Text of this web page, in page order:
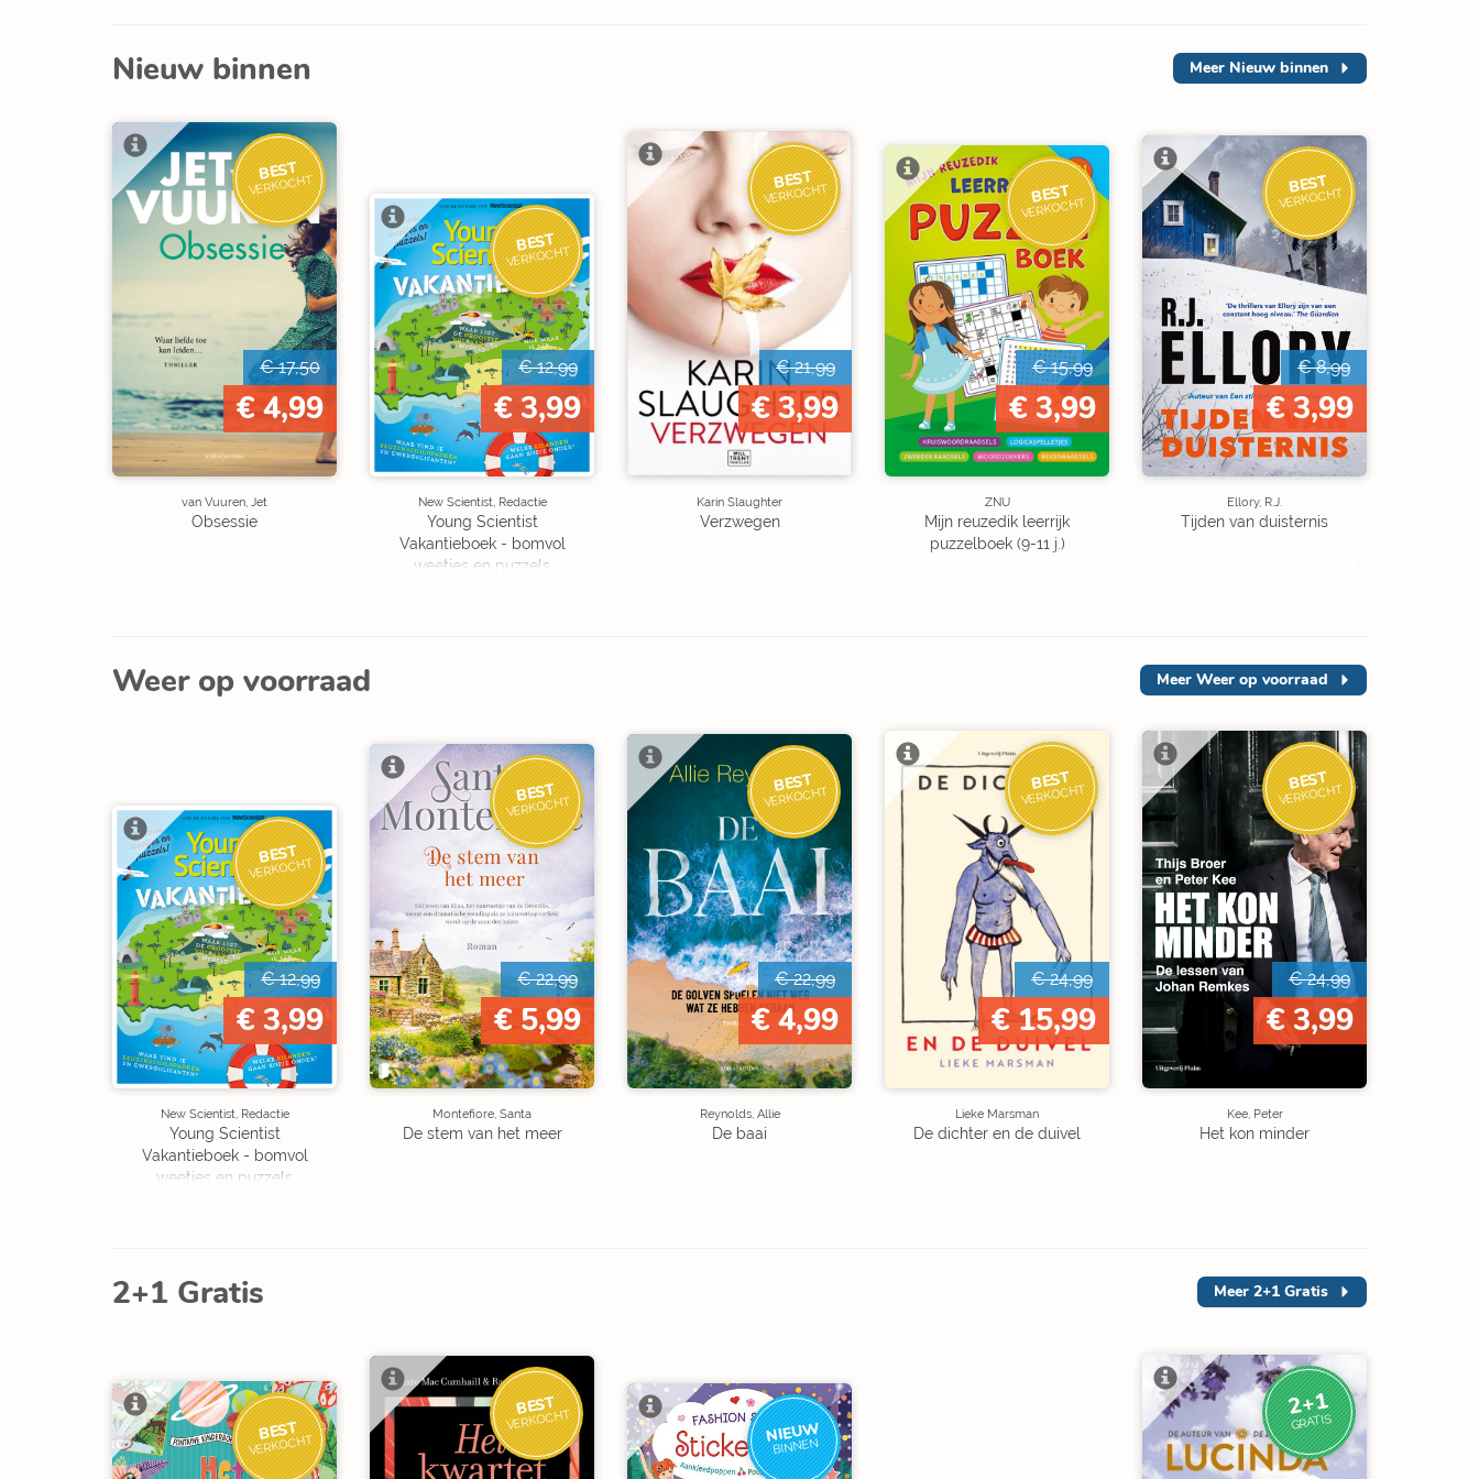
Nieuw binnen Meer Nieuw binnen
BEST
VERKOCHT
€ 17,50
€ 4,99
van Vuuren, Jet
Obsessie
BEST
VERKOCHT
€ 12,99
€ 3,99
New Scientist, Redactie
Young Scientist
Vakantieboek - bomvol
weetjes en puzzels
BEST
VERKOCHT
€ 21,99
€ 3,99
Karin Slaughter
Verzwegen
BEST
VERKOCHT
€ 15,99
€ 3,99
ZNU
Mijn reuzedik leerrijk
puzzelboek (9-11 j.)
BEST
VERKOCHT
€ 8,99
€ 3,99
Ellory, R.J.
Tijden van duisternis
Weer op voorraad Meer Weer op voorraad
BEST
VERKOCHT
€ 12,99
€ 3,99
New Scientist, Redactie
Young Scientist
Vakantieboek - bomvol
weetjes en puzzels
BEST
VERKOCHT
€ 22,99
€ 5,99
Montefiore, Santa
De stem van het meer
BEST
VERKOCHT
€ 22,99
€ 4,99
Reynolds, Allie
De baai
BEST
VERKOCHT
€ 24,99
€ 15,99
Lieke Marsman
De dichter en de duivel
BEST
VERKOCHT
€ 24,99
€ 3,99
Kee, Peter
Het kon minder
2+1 Gratis Meer 2+1 Gratis
BEST
VERKOCHT
BEST
VERKOCHT NIEUW
BINNEN
2+1
GRATIS